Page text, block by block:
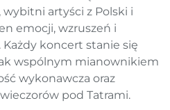
artyści z Polski i
emocji, wzruszeń i
koncert stanie się
wspólnym mianownikiem
wykonawcza oraz
pod Tatrami.